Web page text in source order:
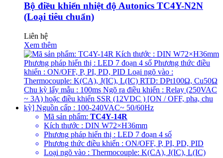
Bộ điều khiển nhiệt độ Autonics TC4Y-N2N
(Loại tiêu chuẩn)
Liên hệ
Xem thêm
Mã sản phẩm: TC4Y-14R
Kích thước : DIN W72×H36mm
Phương pháp hiển thị : LED 7 đoạn 4 số
Phương thức điều khiển : ON/OFF, P, PI, PD, PID
Loại ngõ vào : Thermocouple: K(CA), J(IC), L(IC)